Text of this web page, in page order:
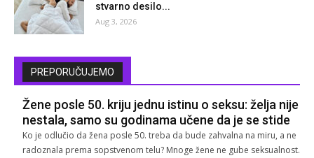
stvarno desilo...
Aug 3, 2026
PREPORUČUJEMO
Žene posle 50. kriju jednu istinu o seksu: želja nije
nestala, samo su godinama učene da je se stide
Ko je odlučio da žena posle 50. treba da bude zahvalna na miru, a ne
radoznala prema sopstvenom telu? Mnoge žene ne gube seksualnost.